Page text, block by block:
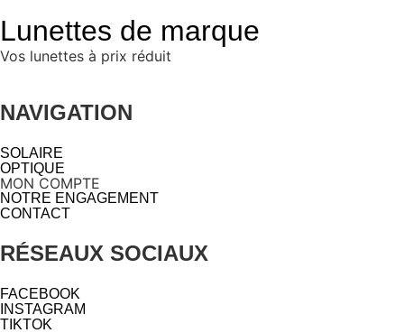
Lunettes de marque
Vos lunettes à prix réduit
NAVIGATION
SOLAIRE
OPTIQUE
MON COMPTE
NOTRE ENGAGEMENT
CONTACT
RÉSEAUX SOCIAUX
FACEBOOK
INSTAGRAM
TIKTOK